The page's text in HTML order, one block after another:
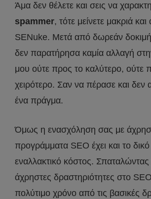
Άμα δεν θέλετε και σεις να
spammer, τότε μείνετε μακριά
SENuke. Μετά από δωρεάν
δεν παρατήρησα καμία αλλαγή
μου ούτε προς το καλύτερο, ούτε
χειρότερο. Σαν να πέρασε και δεν
ένα πράγμα.
Όμως η ενασχόληση σας με
προγράμματα SEO έχει και το δικό
εναλλακτικό κόστος.
άχρηστες δραστηριότητες στο
πολύτιμο χρόνο από τις βασικές